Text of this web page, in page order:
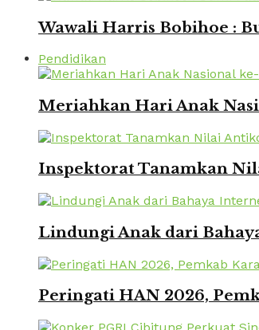
Wawali Harris Bobihoe :
Pendidikan
Meriahkan Hari Anak
Inspektorat Tanamkan
Lindungi Anak dari
Peringati HAN 2026,